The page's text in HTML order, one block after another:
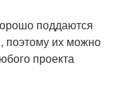
поддаются
поэтому их можно
проекта